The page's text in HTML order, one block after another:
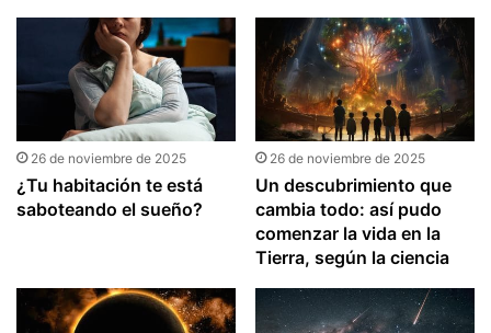
26 de noviembre de 2025
¿Tu habitación te está
saboteando el sueño?
26 de noviembre de 2025
Un descubrimiento que
cambia todo: así pudo
comenzar la vida en la
Tierra, según la ciencia